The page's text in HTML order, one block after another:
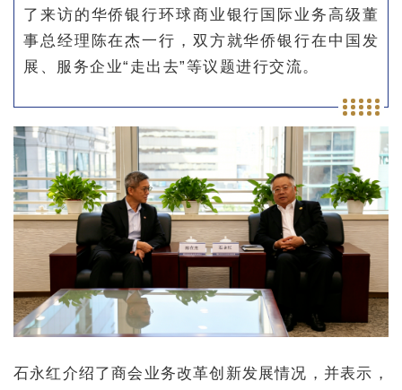
了来访的华侨银行环球商业银行国际业务高级董
事总经理陈在杰一行，双方就华侨银行在中国发
展、服务企业“走出去”等议题进行交流。
石永红介绍了商会业务改革创新发展情况，并表示，